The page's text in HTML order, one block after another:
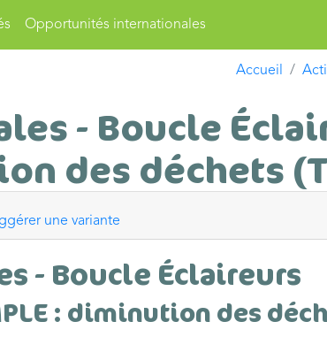
Opportunités internationales
Accueil
- Boucle
des déchets
une variante
- Boucle Éclaireurs
: diminution des